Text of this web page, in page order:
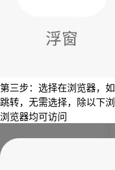
第三步：选择在浏览器，
跳转，无需选择，除以下
浏览器均可访问